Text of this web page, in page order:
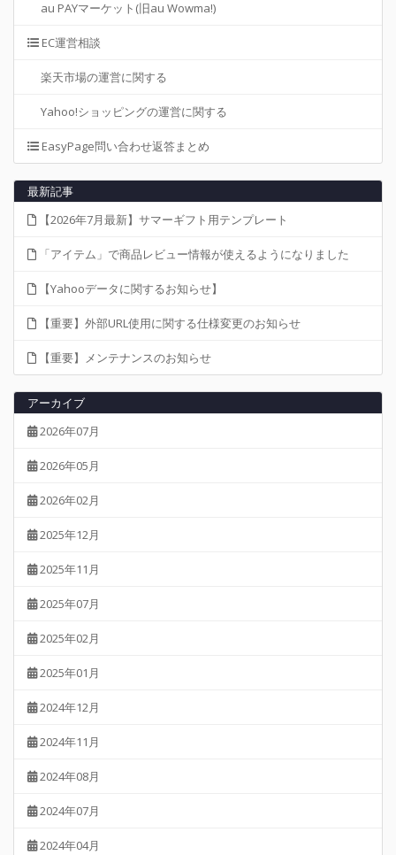
au PAYマーケット(旧au Wowma!)
EC運営相談
楽天市場の運営に関する
Yahoo!ショッピングの運営に関する
EasyPage問い合わせ返答まとめ
最新記事
【2026年7月最新】サマーギフト用テンプレート
「アイテム」で商品レビュー情報が使えるようになりました
【Yahooデータに関するお知らせ】
【重要】外部URL使用に関する仕様変更のお知らせ
【重要】メンテナンスのお知らせ
アーカイブ
2026年07月
2026年05月
2026年02月
2025年12月
2025年11月
2025年07月
2025年02月
2025年01月
2024年12月
2024年11月
2024年08月
2024年07月
2024年04月